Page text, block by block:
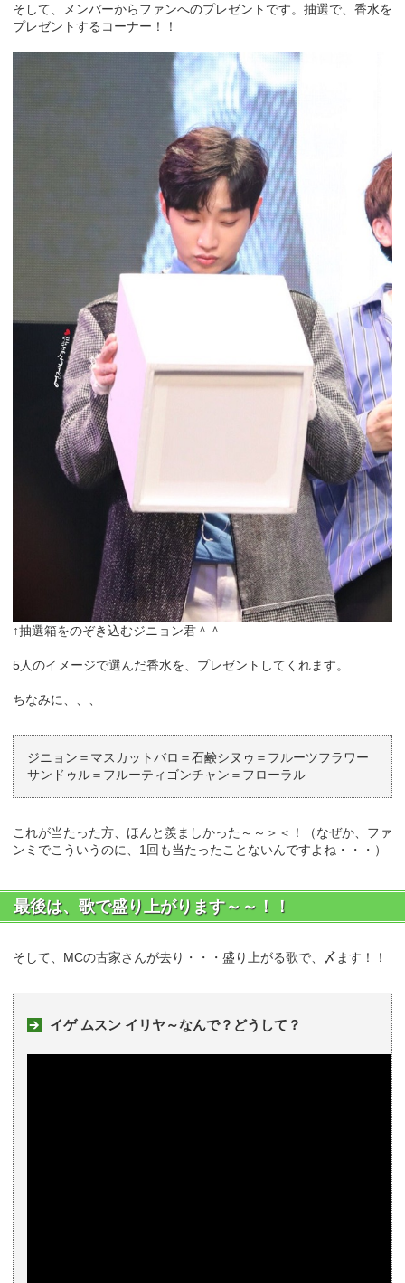
そして、メンバーからファンへのプレゼントです。抽選で、香水を
プレゼントするコーナー！！
↑抽選箱をのぞき込むジニョン君＾＾
5人のイメージで選んだ香水を、プレゼントしてくれます。
ちなみに、、、
ジニョン＝マスカットバロ＝石鹸シヌゥ＝フルーツフラワー
サンドゥル＝フルーティゴンチャン＝フローラル
これが当たった方、ほんと羨ましかった～～＞＜！（なぜか、ファ
ンミでこういうのに、1回も当たったことないんですよね・・・）
最後は、歌で盛り上がります～～！！
そして、MCの古家さんが去り・・・盛り上がる歌で、〆ます！！
イゲ ムスン イリヤ～なんで？どうして？